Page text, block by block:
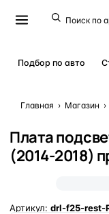
Подбор по авто
Главная › Магазин ›
Плата
(2014-2018)
Артикул: drl-f25-rest-